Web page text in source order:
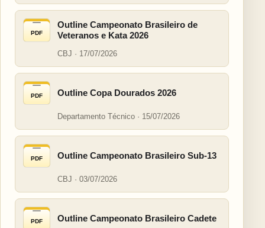
PDF
Outline Campeonato Brasileiro de
Veteranos e Kata 2026
CBJ · 17/07/2026
PDF Outline Copa Dourados 2026
Departamento Técnico · 15/07/2026
PDF Outline Campeonato Brasileiro Sub-13
CBJ · 03/07/2026
PDF Outline Campeonato Brasileiro Cadete